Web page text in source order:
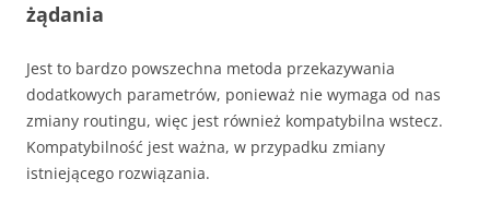
żądania
Jest to bardzo powszechna metoda przekazywania
dodatkowych parametrów, ponieważ nie wymaga od nas
zmiany routingu, więc jest również kompatybilna wstecz.
Kompatybilność jest ważna, w przypadku zmiany
istniejącego rozwiązania.